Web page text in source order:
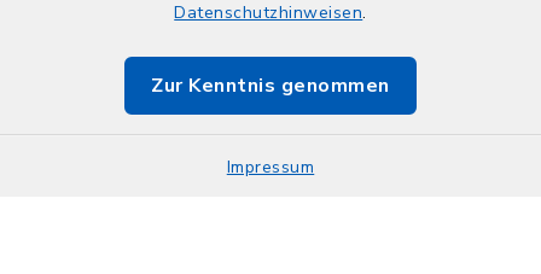
Datenschutzhinweisen.
Zur Kenntnis genommen
Impressum
Impressum
Sitemap